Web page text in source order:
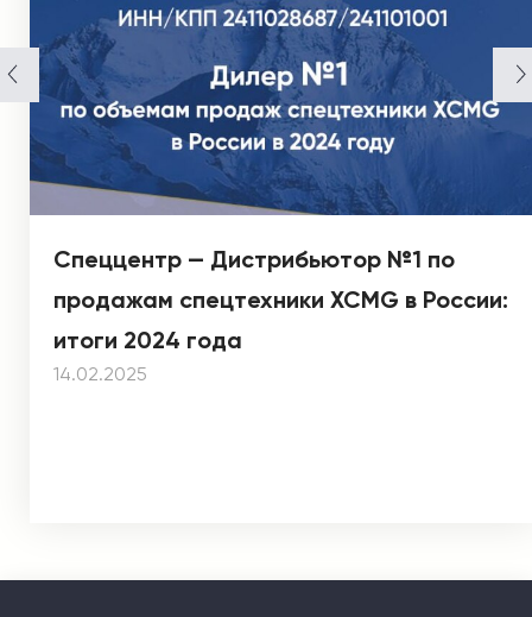
Спеццентр — Дистрибьютор №1 по
продажам спецтехники XCMG в России:
итоги 2024 года
14.02.2025